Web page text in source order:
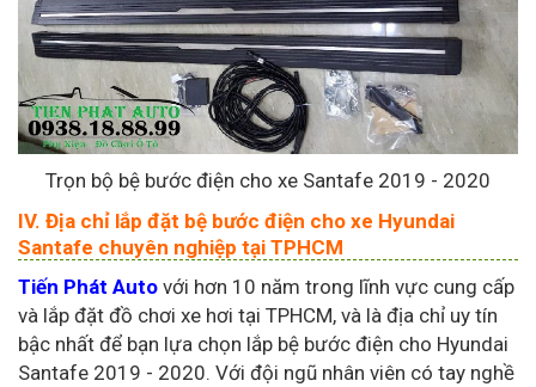
Trọn bộ bệ bước điện cho xe Santafe 2019 - 2020
IV. Địa chỉ lắp đặt bệ bước điện cho xe Hyundai
Santafe chuyên nghiệp tại TPHCM
Tiến Phát Auto với hơn 10 năm trong lĩnh vực cung cấp
và lắp đặt đồ chơi xe hơi tại TPHCM, và là địa chỉ uy tín
bậc nhất để bạn lựa chọn lắp bệ bước điện cho Hyundai
Santafe 2019 - 2020. Với đội ngũ nhân viên có tay nghề